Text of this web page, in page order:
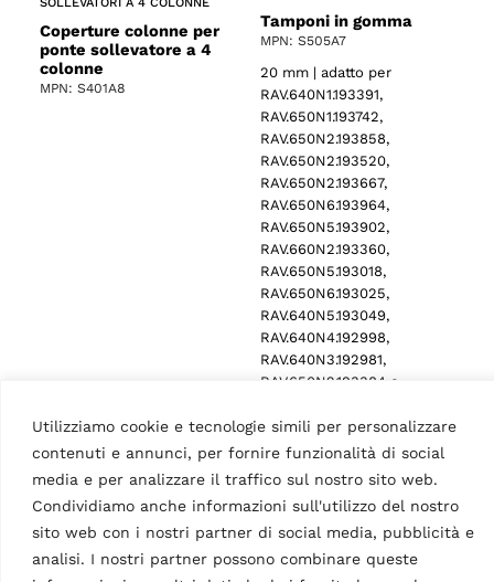
Utilizziamo cookie e tecnologie simili per personalizzare
contenuti e annunci, per fornire funzionalità di social
media e per analizzare il traffico sul nostro sito web.
Condividiamo anche informazioni sull'utilizzo del nostro
sito web con i nostri partner di social media, pubblicità e
analisi. I nostri partner possono combinare queste
Coperture colonne per
ponte sollevatore a 4
colonne
MPN: S401A8
Tamponi in gomma
MPN: S505A7
20 mm | adatto per
RAV.640N1.193391,
RAV.650N1.193742,
RAV.650N2.193858,
RAV.650N2.193520,
RAV.650N2.193667,
RAV.650N6.193964,
RAV.650N5.193902,
RAV.660N2.193360,
RAV.650N5.193018,
RAV.650N6.193025,
RAV.640N5.193049,
RAV.640N4.192998,
RAV.640N3.192981,
RAV.650N2.193384 e…